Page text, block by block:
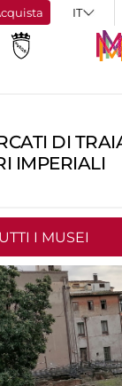
DI
IMPERIALI
I MUSEI